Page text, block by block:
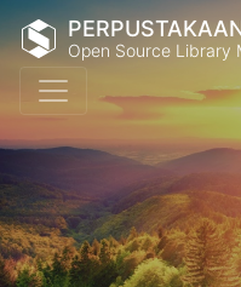
Open Source Library